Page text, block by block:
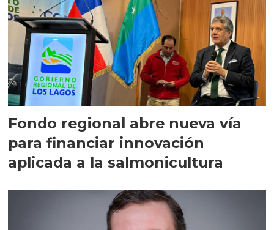
Fondo regional abre nueva vía
para financiar innovación
aplicada a la salmonicultura